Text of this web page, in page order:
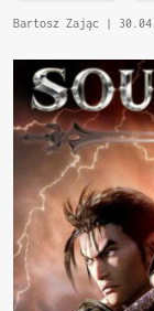
Bartosz Zając |